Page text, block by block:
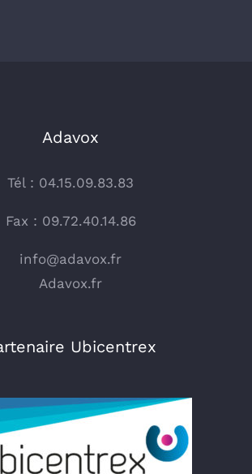
Adavox
Tél : 04.15.09.83.83
Fax : 09.72.40.14.86
info@adavox.fr
Adavox.fr
Ubicentrex